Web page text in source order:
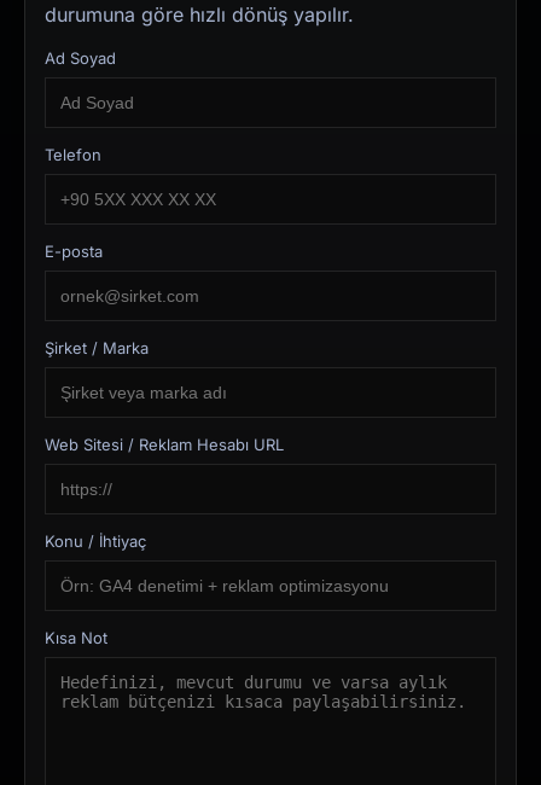
durumuna göre hızlı dönüş yapılır.
Ad Soyad
Telefon
E-posta
Şirket / Marka
Web Sitesi / Reklam Hesabı URL
Konu / İhtiyaç
Kısa Not